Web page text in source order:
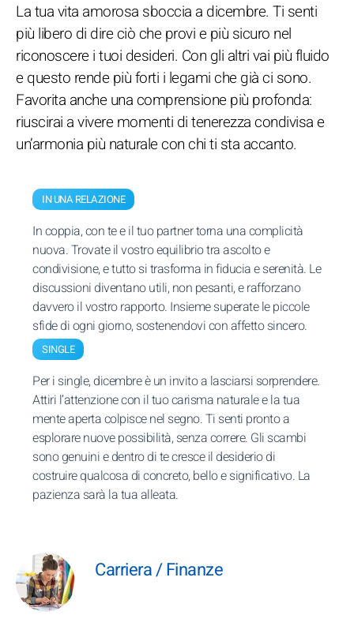
La tua vita amorosa sboccia a dicembre. Ti senti
più libero di dire ciò che provi e più sicuro nel
riconoscere i tuoi desideri. Con gli altri vai più fluido
e questo rende più forti i legami che già ci sono.
Favorita anche una comprensione più profonda:
riuscirai a vivere momenti di tenerezza condivisa e
un’armonia più naturale con chi ti sta accanto.
IN UNA RELAZIONE
In coppia, con te e il tuo partner torna una complicità
nuova. Trovate il vostro equilibrio tra ascolto e
condivisione, e tutto si trasforma in fiducia e serenità. Le
discussioni diventano utili, non pesanti, e rafforzano
davvero il vostro rapporto. Insieme superate le piccole
sfide di ogni giorno, sostenendovi con affetto sincero.
SINGLE
Per i single, dicembre è un invito a lasciarsi sorprendere.
Attiri l’attenzione con il tuo carisma naturale e la tua
mente aperta colpisce nel segno. Ti senti pronto a
esplorare nuove possibilità, senza correre. Gli scambi
sono genuini e dentro di te cresce il desiderio di
costruire qualcosa di concreto, bello e significativo. La
pazienza sarà la tua alleata.
Carriera / Finanze